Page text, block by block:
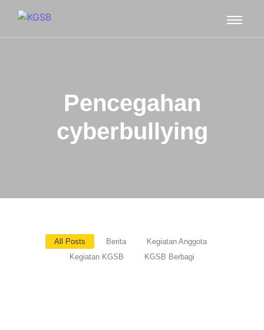
Pencegahan
cyberbullying
All Posts Berita
Kegiatan Anggota
Kegiatan KGSB
KGSB Berbagi